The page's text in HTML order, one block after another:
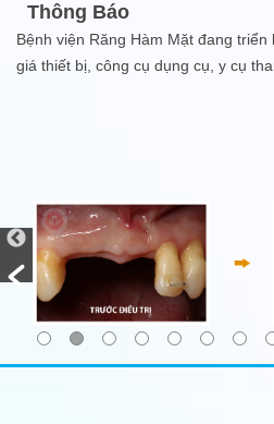
Thông Báo
Bệnh viện Răng Hàm Mặt đang triển
giá thiết bị, công cụ dụng cụ, y cụ